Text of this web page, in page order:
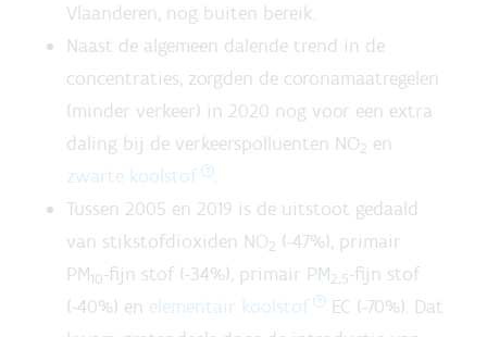
Vlaanderen, nog buiten bereik.
Naast de algemeen dalende trend in de
concentraties, zorgden de coronamaatregelen
(minder verkeer) in 2020 nog voor een extra
daling bij de verkeerspolluenten NO2 en
zwarte koolstof
.
Tussen 2005 en 2019 is de uitstoot gedaald
van stikstofdioxiden NO2 (-47%), primair
PM10-fijn stof (-34%), primair PM2,5-fijn stof
(-40%) en elementair koolstof
EC (-70%). Dat